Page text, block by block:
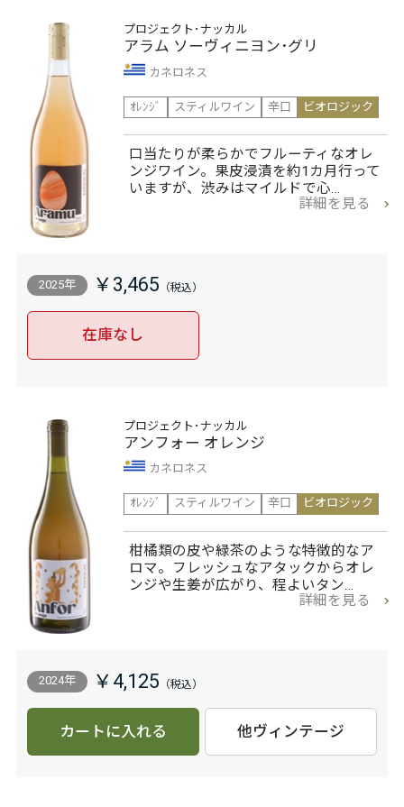
プロジェクト･ナッカル
アラム ソーヴィニヨン･グリ
カネロネス
ｵﾚﾝｼﾞ
スティルワイン 辛口 ビオロジック
口当たりが柔らかでフルーティなオレ
ンジワイン。果皮浸漬を約1カ月行って
いますが、渋みはマイルドで心…
詳細を見る
2025年 ￥3,465
在庫なし
プロジェクト･ナッカル
アンフォー オレンジ
カネロネス
ｵﾚﾝｼﾞ
スティルワイン 辛口 ビオロジック
柑橘類の皮や緑茶のような特徴的なア
ロマ。フレッシュなアタックからオレ
ンジや生姜が広がり、程よいタン…
詳細を見る
2024年 ￥4,125
カートに入れる 他ヴィンテージ